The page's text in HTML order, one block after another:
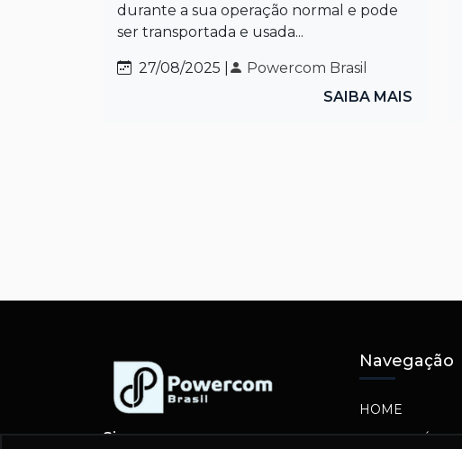
durante a sua operação normal e pode
ser transportada e usada...
27/08/2025 |
Powercom Brasil
SAIBA MAIS
Siga-nos
Navegação
HOME
SOBRE NÓS